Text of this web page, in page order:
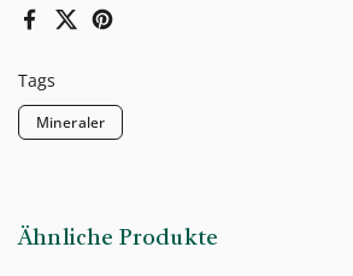
FacebookX (Twitter)Pinterest
Tags
Mineraler
Ähnliche Produkte